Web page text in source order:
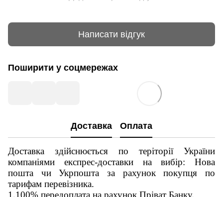
Написати відгук
Поширити у соцмережах
Доставка Оплата
Доставка здійснюється по теріторії України
компаніями експрес-доставки на вибір: Нова
пошта чи Укрпошта за рахунок покупця по
тарифам перевізника.
1.100% передоплата на рахунок Пріват Банку.